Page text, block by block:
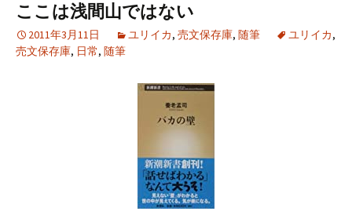
ここは浅間山ではない
2011年3月11日 ユリイカ, 売文保存庫, 随筆 ユリイカ,
売文保存庫, 日常, 随筆